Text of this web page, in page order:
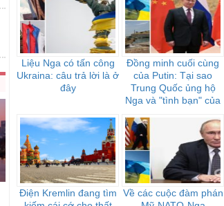
Liệu Nga có tấn công
Ukraina: câu trả lời là ở
đây
Đồng minh cuối cùng
của Putin: Tại sao
Trung Quốc ủng hộ
Nga và "tình bạn" của
Điện Kremlin đang tìm
Về các cuộc đàm phán